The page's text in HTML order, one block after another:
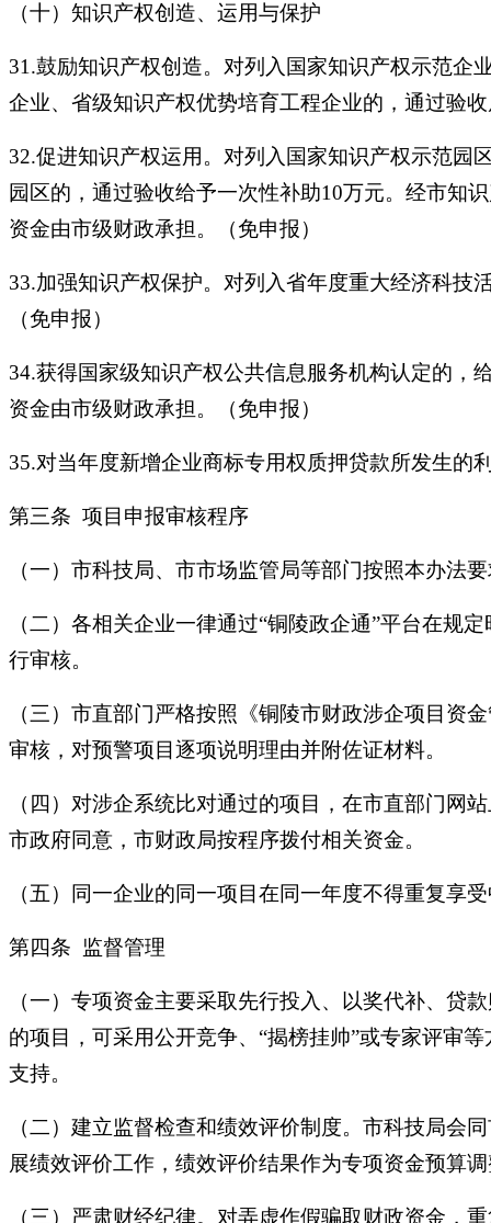
（十）知识产权创造、运用与保护
31.鼓励知识产权创造。对列入国家知识产权示范企
企业、省级知识产权优势培育工程企业的，通过验
32.促进知识产权运用。对列入国家知识产权示范园
园区的，通过验收给予一次性补助10万元。经市知
资金由市级财政承担。（免申报）
33.加强知识产权保护。对列入省年度重大经济科技
（免申报）
34.获得国家级知识产权公共信息服务机构认定的，
资金由市级财政承担。（免申报）
35.对当年度新增企业商标专用权质押贷款所发生的
第三条 项目申报审核程序
（一）市科技局、市市场监管局等部门按照本办法
（二）各相关企业一律通过“铜陵政企通”平台在规
行审核。
（三）市直部门严格按照《铜陵市财政涉企项目资
审核，对预警项目逐项说明理由并附佐证材料。
（四）对涉企系统比对通过的项目，在市直部门网
市政府同意，市财政局按程序拨付相关资金。
（五）同一企业的同一项目在同一年度不得重复享
第四条 监督管理
（一）专项资金主要采取先行投入、以奖代补、贷
的项目，可采用公开竞争、“揭榜挂帅”或专家评审
支持。
（二）建立监督检查和绩效评价制度。市科技局会
展绩效评价工作，绩效评价结果作为专项资金预算
（三）严肃财经纪律。对弄虚作假骗取财政资金，